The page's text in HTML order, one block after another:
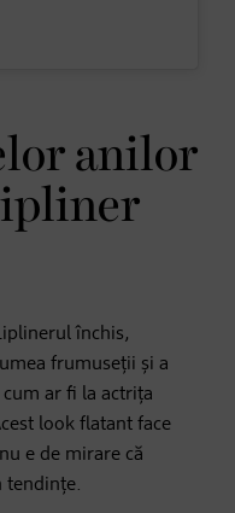
anilor
închis,
frumuseții și a
ar fi la actrița
look flatant face
e de mirare că
tendințe.